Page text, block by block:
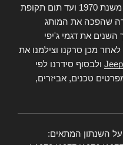
משנת 1970 ועד תום תקופת
שהפכה את המותג
השנים את דגמי ג'יפי
מכן סרקנו וצילמנו את
Jeep ולבסוף סידרנו לפי
טכנים, אביזרים,
השנתון המתאים: